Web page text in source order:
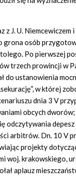
z J. U. Niemcewiczem
grona osób
Po pierwszej
trzech prowincji w
do ustanowienia
w której
dnia 3 V
obcych
odczytywania
arbitrów. Dn. 10 V
projekty
woj. krakowskiego,
aplauz